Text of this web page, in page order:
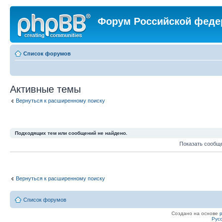
Форум Российской
Список форумов
Активные темы
Вернуться к расширенному поиску
Подходящих тем или сообщений не найдено.
Показать
Вернуться к расширенному поиску
Список форумов
Создано на основе